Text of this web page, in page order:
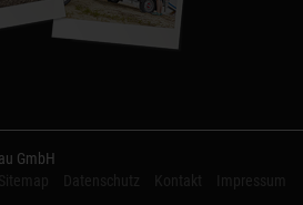
GmbH